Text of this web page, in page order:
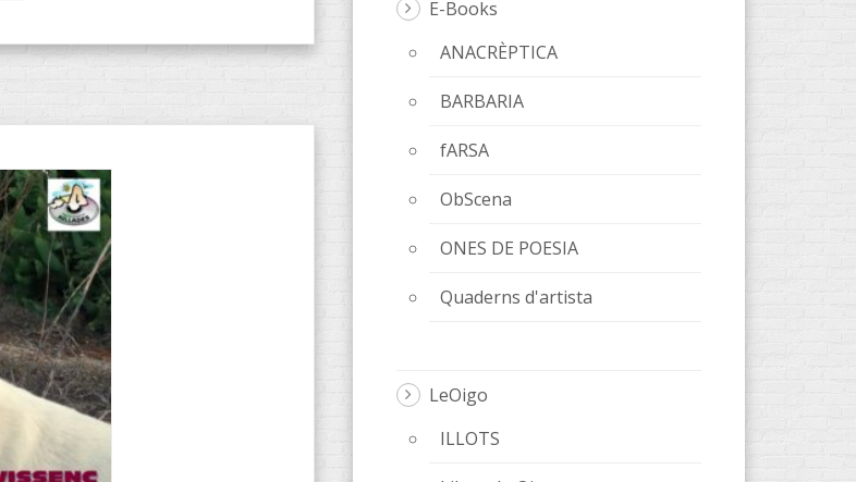
E-Books
ANACRÈPTICA
BARBARIA
fARSA
ObScena
ONES DE POESIA
Quaderns d'artista
LeOigo
ILLOTS